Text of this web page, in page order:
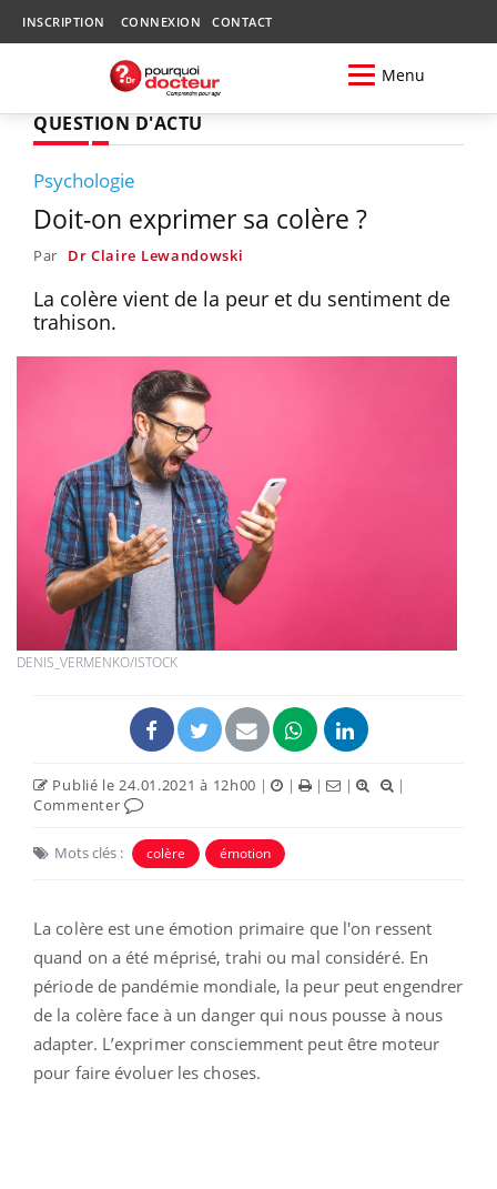
INSCRIPTION CONNEXION CONTACT
Menu
QUESTION D'ACTU
Psychologie
Doit-on exprimer sa colère ?
Par Dr Claire Lewandowski
La colère vient de la peur et du sentiment de
trahison.
DENIS_VERMENKO/ISTOCK
Publié le 24.01.2021 à 12h00 | | | |
|
Commenter
Mots clés : colère émotion
La colère est une émotion primaire que l'on ressent
quand on a été méprisé, trahi ou mal considéré. En
période de pandémie mondiale, la peur peut engendrer
de la colère face à un danger qui nous pousse à nous
adapter. L’exprimer consciemment peut être moteur
pour faire évoluer les choses.